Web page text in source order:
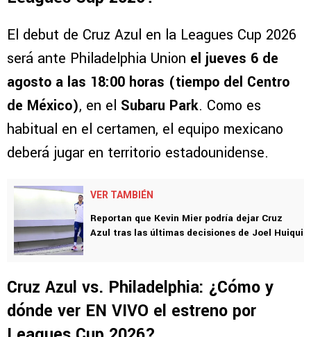
Cruz Azul vs. Philadelphia: ¿Cuándo y
dónde se jugará el primer juego de
Leagues Cup 2026?
El debut de Cruz Azul en la Leagues Cup 2026
será ante Philadelphia Unionel jueves 6 de
agosto a las 18:00 horas (tiempo del Centro
habitual en el certamen, el equipo mexicano
deberá jugar en territorio estadounidense.
Reportan que Kevin Mier podría dejar Cruz
Azul tras las últimas decisiones de Joel Huiqui